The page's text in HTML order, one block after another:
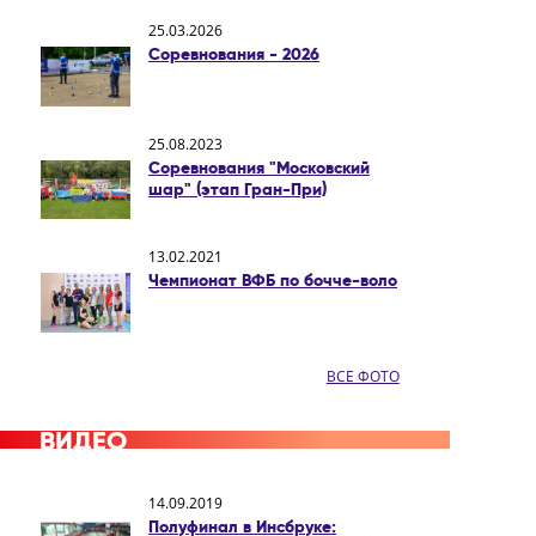
25.03.2026
Соревнования - 2026
25.08.2023
Соревнования "Московский
шар" (этап Гран-При)
13.02.2021
Чемпионат ВФБ по бочче-воло
ВСЕ ФОТО
ВИДЕО
14.09.2019
Полуфинал в Инсбруке: